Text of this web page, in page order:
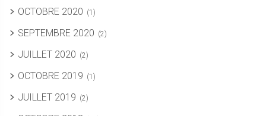
OCTOBRE 2020 (1)
SEPTEMBRE 2020 (2)
JUILLET 2020 (2)
OCTOBRE 2019 (1)
JUILLET 2019 (2)